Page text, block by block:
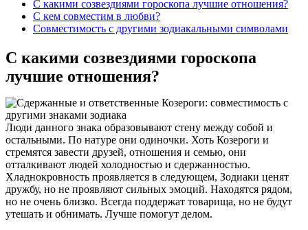
С какими созвездиями гороскопа лучшие отношения?
С кем совместим в любви?
Совместимость с другими зодиакальными символами
С какими созвездиями гороскопа
лучшие отношения?
Люди данного знака образовывают стену между собой и
остальными. По натуре они одиночки. Хоть Козероги и
стремятся завести друзей, отношения и семью, они
отталкивают людей холодностью и сдержанностью.
Хладнокровность проявляется в следующем, Зодиаки ценят
дружбу, но не проявляют сильных эмоций. Находятся рядом,
но не очень близко. Всегда поддержат товарища, но не будут
утешать и обнимать. Лучше помогут делом.